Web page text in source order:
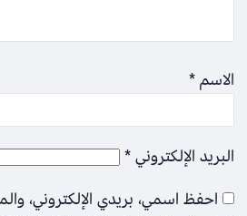
الاسم*
البريد الإلكتروني*
احفظ اسمي، بريدي الإلكتروني،